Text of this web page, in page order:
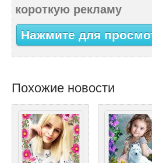
короткую рекламу
Нажмите для
Похожие новости